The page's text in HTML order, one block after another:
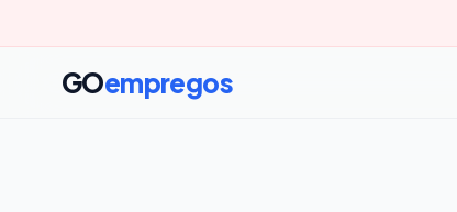
GOempregos